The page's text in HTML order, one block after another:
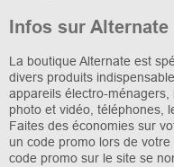
Infos sur Alternate
La boutique Alternate est
divers produits
appareils électro-ménagers,
photo et vidéo, téléphones,
Faites des économies sur
un code promo lors de
code promo sur le site se